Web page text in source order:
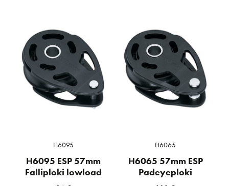
H6095
H6095 ESP 57mm
Falliploki lowload
H6065
H6065 57mm ESP
Padeyeploki